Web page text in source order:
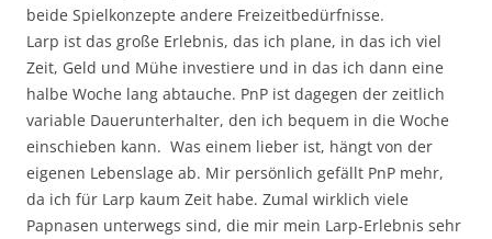
beide Spielkonzepte andere Freizeitbedürfnisse.
Larp ist das große Erlebnis, das ich plane, in das ich viel
Zeit, Geld und Mühe investiere und in das ich dann eine
halbe Woche lang abtauche. PnP ist dagegen der zeitlich
variable Dauerunterhalter, den ich bequem in die Woche
einschieben kann. Was einem lieber ist, hängt von der
eigenen Lebenslage ab. Mir persönlich gefällt PnP mehr,
da ich für Larp kaum Zeit habe. Zumal wirklich viele
Papnasen unterwegs sind, die mir mein Larp-Erlebnis sehr